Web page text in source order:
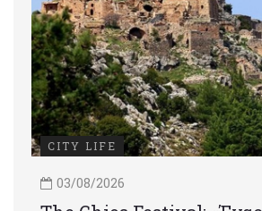
CITY LIFE
03/08/2026